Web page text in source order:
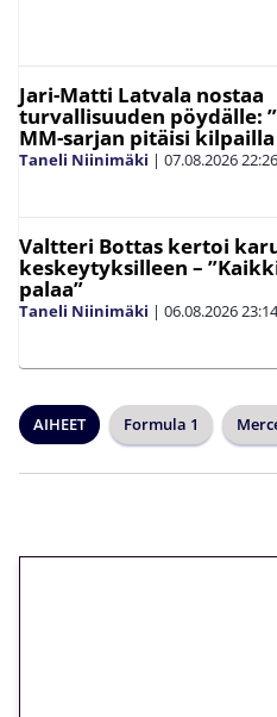
Jari-Matti Latvala nostaa
turvallisuuden pöydälle:
MM-sarjan pitäisi kilpailla
Taneli Niinimäki | 07.08.202622:26
Valtteri Bottas kertoi
keskeytyksilleen –
palaa”
Taneli Niinimäki | 06.08.202623:14
AIHEET Formula 1